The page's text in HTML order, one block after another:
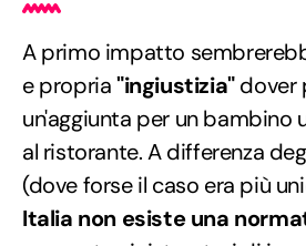
A primo impatto
e propria"ingiustizia"dover
un'aggiunta per un bambino
al ristorante. A differenza
(dove forse il caso era più
Italia non esiste una